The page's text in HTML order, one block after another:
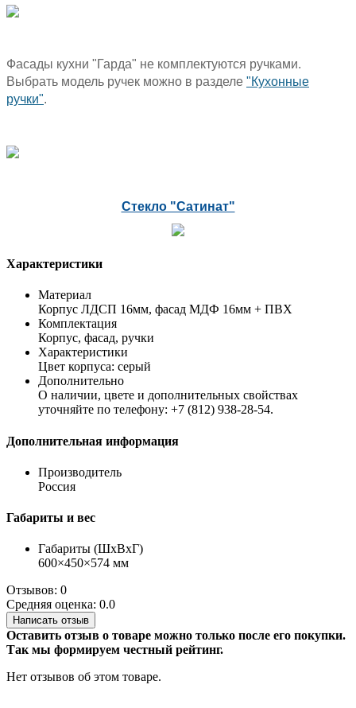
Фасады кухни "Гарда" не комплектуются ручками.
Выбрать модель ручек можно в разделе "Кухонные
ручки".
Стекло "Сатинат"
Характеристики
Материал
Корпус ЛДСП 16мм, фасад МДФ 16мм + ПВХ
Комплектация
Корпус, фасад, ручки
Характеристики
Цвет корпуса: серый
Дополнительно
О наличии, цвете и дополнительных свойствах
уточняйте по телефону: +7 (812) 938-28-54.
Дополнительная информация
Производитель
Россия
Габариты и вес
Габариты (ШхВхГ)
600×450×574 мм
Отзывов: 0
Средняя оценка: 0.0
Написать отзыв
Оставить отзыв о товаре можно только после его покупки.
Так мы формируем честный рейтинг.
Нет отзывов об этом товаре.